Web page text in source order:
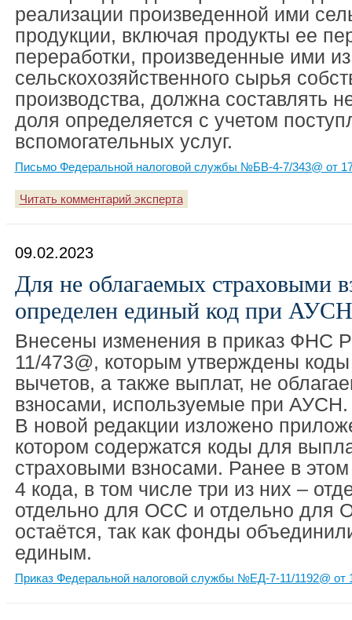
реализации произведенной ими
продукции, включая продукты ее
переработки, произведенные ими из
сельскохозяйственного сырья
производства, должна составлять
доля определяется с учетом
вспомогательных услуг.
Письмо Федеральной налоговой службы №БВ-4-7/343@ от
Читать комментарий эксперта
09.02.2023
Для не облагаемых страховыми
определен единый код при АУСН
Внесены изменения в приказ ФНС
11/473@, которым утверждены
вычетов, а также выплат, не
взносами, используемые при АУСН.
В новой редакции изложено
котором содержатся коды для
страховыми взносами. Ранее в
4 кода, в том числе три из них –
отдельно для ОСС и отдельно для
остаётся, так как фонды
единым.
Приказ Федеральной налоговой службы №ЕД-7-11/1192@ от